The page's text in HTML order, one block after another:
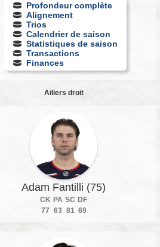
Profondeur complète
Alignement
Trios
Calendrier de saison
Statistiques de saison
Transactions
Finances
Ailiers droit
Adam Fantilli (75)
CK PA SC DF
77 63 81 69